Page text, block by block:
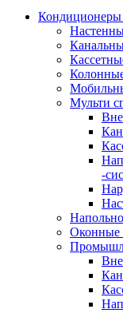
Кондиционеры
Мульти
-
Оконные